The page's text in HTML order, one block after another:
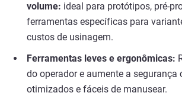
volume: ideal para protótipos, pré-
ferramentas específicas para
custos de usinagem.
Ferramentas leves e ergonômicas:
do operador e aumente a segurança
otimizados e fáceis de manusear.